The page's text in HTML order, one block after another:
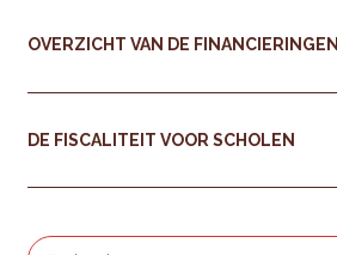
OVERZICHT VAN DE FINANCIERINGEN
DE FISCALITEIT VOOR SCHOLEN